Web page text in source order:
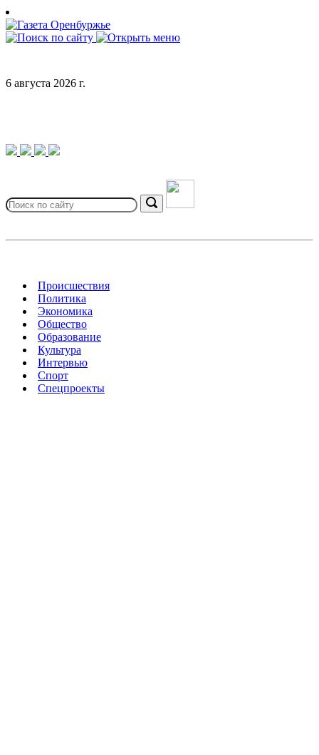
Skip
to
content
6 августа 2026 г.
for:
Search
Происшествия
Политика
Экономика
Общество
Образование
Культура
Интервью
Спорт
Спецпроекты